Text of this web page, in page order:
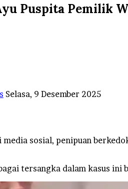
Puspita Pemilik
Selasa, 9 Desember 2025
sosial, penipuan
tersangka dalam kasus ini